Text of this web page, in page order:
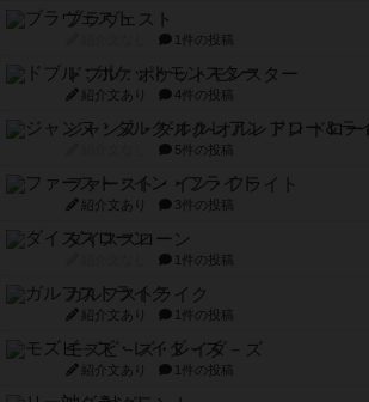
ブラヴェスト
1件の投稿
ドブル：ポケットモンスター
紹介文あり 4件の投稿
ジャンヌ・ダルク-オルレアン ドロー
5件の投稿
ファースト・イン・フライト
紹介文あり 3件の投稿
ダイススローン
1件の投稿
ガルフストライク
紹介文あり 1件の投稿
モズビ－ズ・レイダ－ズ
紹介文あり 1件の投稿